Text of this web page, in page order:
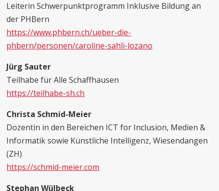
Leiterin Schwerpunktprogramm Inklusive Bildung an
der PHBern
https://www.phbern.ch/ueber-die-
phbern/personen/caroline-sahli-lozano
Jürg Sauter
Teilhabe für Alle Schaffhausen
https://teilhabe-sh.ch
Christa Schmid-Meier
Dozentin in den Bereichen ICT for Inclusion, Medien &
Informatik sowie Künstliche Intelligenz, Wiesendangen
(ZH)
https://schmid-meier.com
Stephan Wülbeck